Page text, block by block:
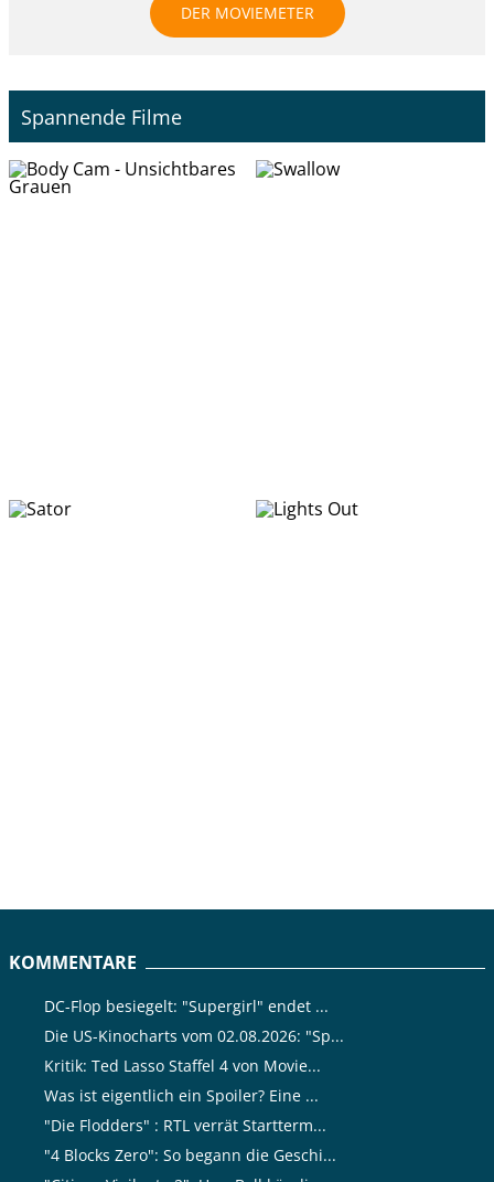
DER MOVIEMETER
Spannende Filme
KOMMENTARE
DC-Flop besiegelt: "Supergirl" endet ...
Die US-Kinocharts vom 02.08.2026: "Sp...
Kritik: Ted Lasso Staffel 4 von Movie...
Was ist eigentlich ein Spoiler? Eine ...
"Die Flodders" : RTL verrät Startterm...
"4 Blocks Zero": So begann die Geschi...